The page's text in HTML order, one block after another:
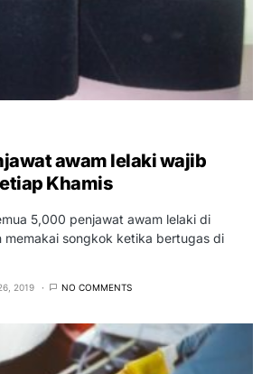
awam lelaki wajib
Khamis
5,000 penjawat awam lelaki di
memakai songkok ketika bertugas di
2019 NO COMMENTS